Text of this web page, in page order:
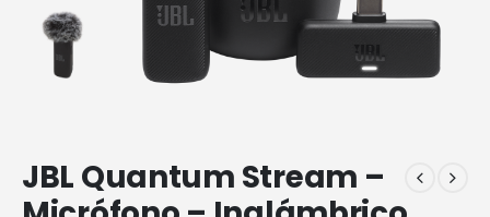
JBL Quantum Stream –